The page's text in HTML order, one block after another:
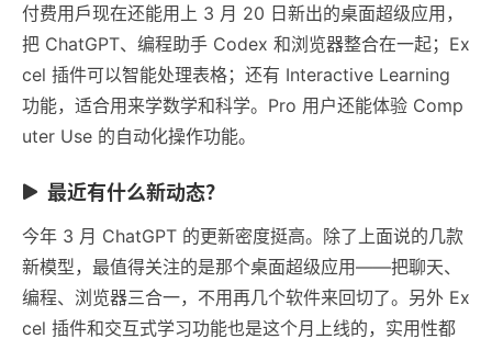
付费用戶现在还能用上 3 月 20 日新出的桌面超级应用，
把 ChatGPT、编程助手 Codex 和浏览器整合在一起；Ex
cel 插件可以智能处理表格；还有 Interactive Learning
功能，适合用来学数学和科学。Pro 用户还能体验 Comp
uter Use 的自动化操作功能。
最近有什么新动态？
今年 3 月 ChatGPT 的更新密度挺高。除了上面说的几款
新模型，最值得关注的是那个桌面超级应用——把聊天、
编程、浏览器三合一，不用再几个软件来回切了。另外 Ex
cel 插件和交互式学习功能也是这个月上线的，实用性都